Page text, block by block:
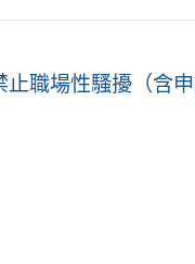
職場性騷擾（含